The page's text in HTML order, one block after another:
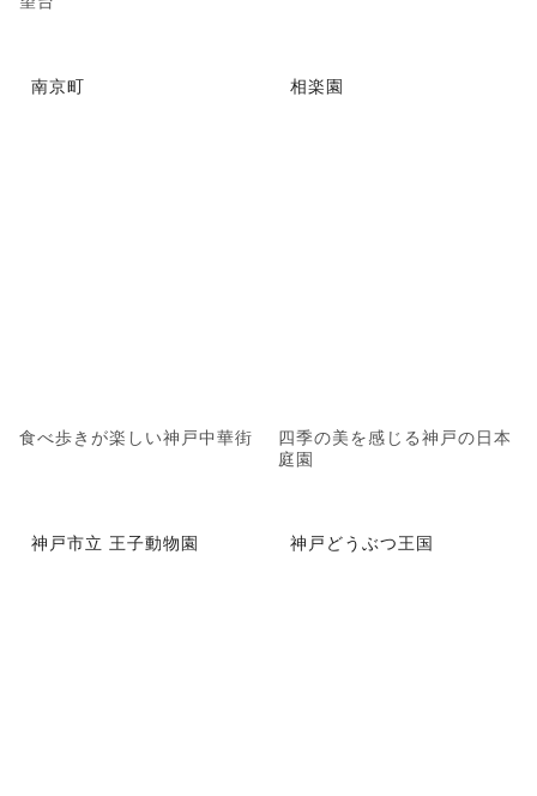
南京町
食べ歩きが楽しい神戸中華街
相楽園
四季の美を感じる神戸の日本
庭園
神戸市立 王子動物園 神戸どうぶつ王国